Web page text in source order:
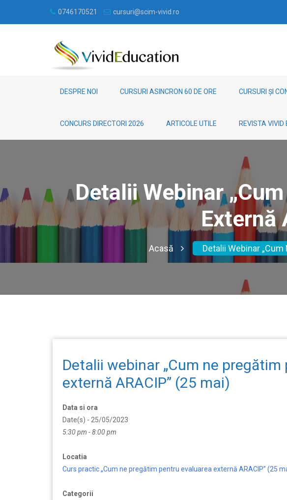
0746170521 cursuri@scim-vivid.ro
DESPRE NOI CURSURI ASINCRON 60 DE ORE CURSURI ȘI
CONCURS DIRECTORI 2026 ARTICOLE UTILE REVISTA VIVID
Detalii Webinar
Externă
Acasă Detalii Webinar
Detalii webinar „Cum ne
externă ARACIP” (25 mai)
Data si ora
Date(s) - 25/05/2023
5:30 pm - 8:00 pm
Locatia
Curs practic „Cum ne pregătim pentru evaluarea externă ARACIP” (25
Categorii